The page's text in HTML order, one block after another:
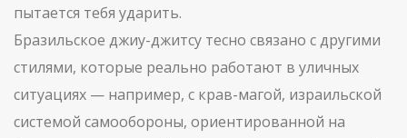
пытается тебя ударить.
Бразильское джиу-джитсу тесно связано с другими
стилями, которые реально работают в уличных
ситуациях — например, с крав-магой, израильской
системой самообороны, ориентированной на